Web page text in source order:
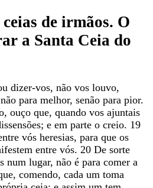
ceias de irmãos. O
a Santa Ceia do
dizer-vos, não vos louvo,
não para melhor, senão para pior.
, ouço que, quando vos ajuntais
; e em parte o creio. 19
vós heresias, para que os
entre vós. 20 De sorte
num lugar, não é para comer a
, comendo, cada um toma